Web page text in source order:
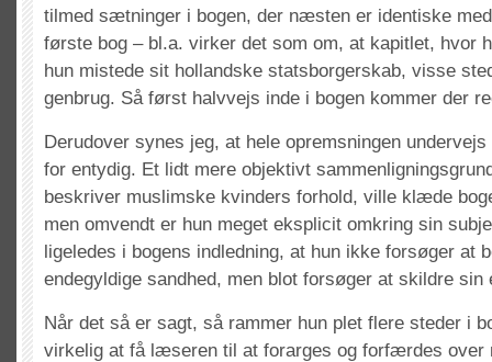
tilmed sætninger i bogen, der næsten er identiske
første bog – bl.a. virker det som om, at kapitlet, hvor
hun mistede sit hollandske statsborgerskab, visse
genbrug. Så først halvvejs inde i bogen kommer der
Derudover synes jeg, at hele opremsningen
for entydig. Et lidt mere objektivt
beskriver muslimske kvinders forhold, ville klæde
men omvendt er hun meget eksplicit omkring sin
ligeledes i bogens indledning, at hun ikke forsøger at
endegyldige sandhed, men blot forsøger at skildre sin
Når det så er sagt, så rammer hun plet flere steder i
virkelig at få læseren til at forarges og forfærdes over